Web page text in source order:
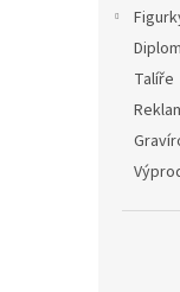
Talíře